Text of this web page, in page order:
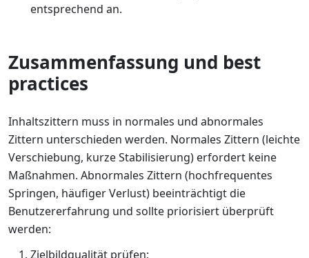
entsprechend an.
Zusammenfassung und best
practices
Inhaltszittern muss in normales und abnormales
Zittern unterschieden werden. Normales Zittern (leichte
Verschiebung, kurze Stabilisierung) erfordert keine
Maßnahmen. Abnormales Zittern (hochfrequentes
Springen, häufiger Verlust) beeinträchtigt die
Benutzererfahrung und sollte priorisiert überprüft
werden:
Zielbildqualität prüfen;